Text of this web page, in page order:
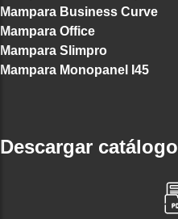
Mampara Business Curve
Mampara Office
Mampara Slimpro
Mampara Monopanel I45
Descargar catálogo